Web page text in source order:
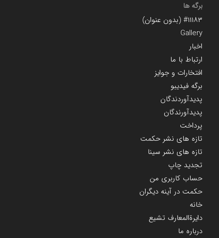
برگه ها
#۱۱۱۸۳ (بدون عنوان)
Gallery
اخبار
ارتباط با ما
افتخارات و جوایز
برگه فیدیبو
پدیدآوردندگان
پدیدآورندگان
پرداخت
تازه های نشر حکمت
تازه های نشر سینا
تجدید چاپ
حساب کاربری من
حکمت در آینه دیگران
خانه
دایرة‌المعارف تشیع
درباره ما